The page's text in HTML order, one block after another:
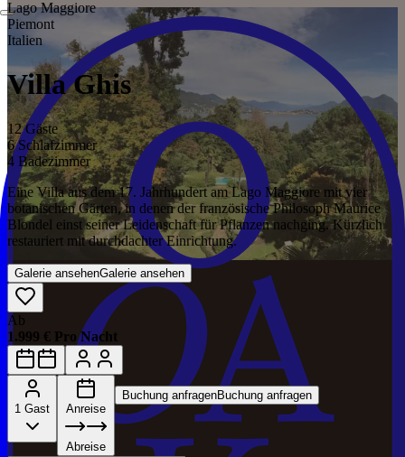
Lago Maggiore
Piemont
Italien
Villa Ghis
12 Gäste
6 Schlafzimmer
4 Badezimmer
Eine Villa aus dem 17. Jahrhundert am Lago Maggiore mit vier
botanischen Gärten, in denen der französische Philosoph Maurice
Blondel einst seiner Leidenschaft für Pflanzen nachging. Kürzlich
restauriert mit durchdachter Einrichtung.
Galerie ansehenGalerie ansehen
Ab
1.999 € Pro Nacht
1 Gast Anreise
Abreise
Buchung anfragenBuchung anfragen